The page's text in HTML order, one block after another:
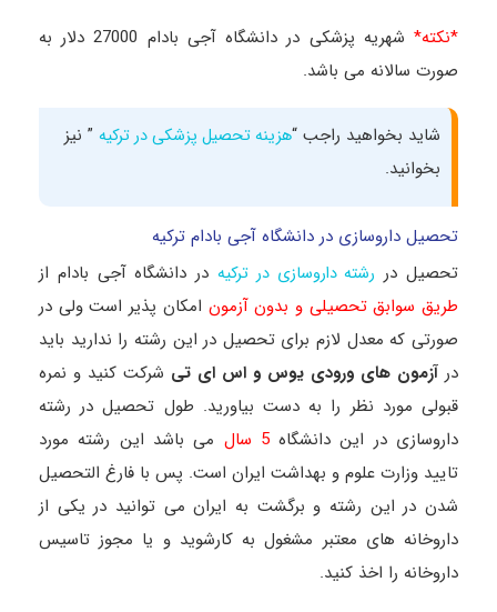
*نکته*
شهریه پزشکی در دانشگاه آجی بادام 27000 دلار به
صورت سالانه می باشد.​
شاید بخواهید راجب “هزینه تحصیل پزشکی در ترکیه ” نیز
بخوانید.
تحصیل داروسازی در دانشگاه آجی بادام ترکیه
تحصیل در رشته داروسازی در ترکیه در دانشگاه آجی بادام از
طریق سوابق تحصیلی و بدون آزمون امکان پذیر است ولی در
صورتی که معدل لازم برای تحصیل در این رشته را ندارید باید
در آزمون های ورودی یوس و اس ای تی شرکت کنید و نمره
قبولی مورد نظر را به دست بیاورید. طول تحصیل در رشته
داروسازی در این دانشگاه5 سال می باشد این رشته مورد
تایید وزارت علوم و بهداشت ایران است. پس با فارغ التحصیل
شدن در این رشته و برگشت به ایران می توانید در یکی از
داروخانه های معتبر مشغول به کارشوید و یا مجوز تاسیس
داروخانه را اخذ کنید.